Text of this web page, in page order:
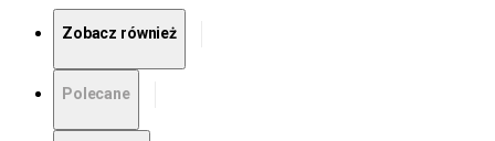
Zobacz również
Polecane